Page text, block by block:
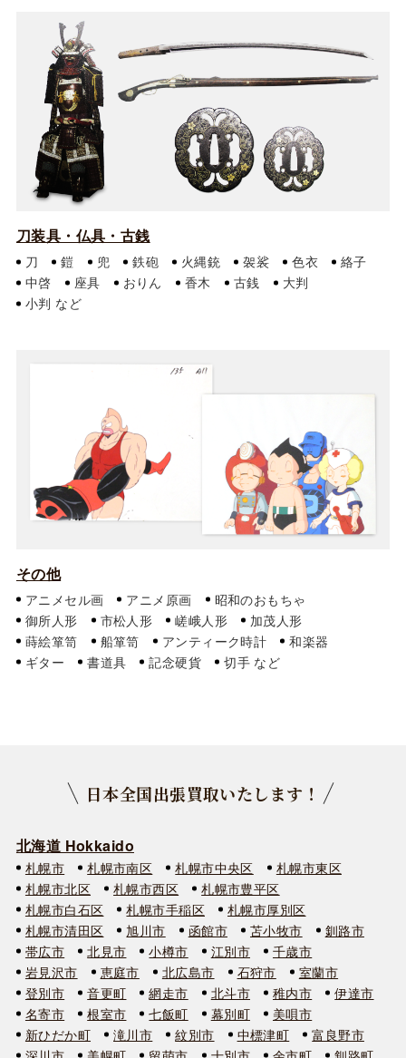
刀装具・仏具・古銭
刀 鎧 兜 鉄砲 火縄銃 袈裟 色衣
絡子
中啓
座具 おりん 香木 古銭
大判
小判
その他
アニメセル画 アニメ原画
昭和のおもちゃ
御所人形
市松人形 嵯峨人形
加茂人形
蒔絵箪笥
船箪笥 アンティーク時計
和楽器
ギター
書道具 記念硬貨 切手
日本全国出張買取いたします！
北海道 Hokkaido
札幌市 札幌市南区 札幌市中央区
札幌市東区
札幌市北区
札幌市西区
札幌市豊平区
札幌市白石区
札幌市手稲区
札幌市厚別区
札幌市清田区
旭川市 函館市 苫小牧市
釧路市
帯広市
北見市 小樽市 江別市
千歳市
岩見沢市
恵庭市 北広島市 石狩市
室蘭市
登別市
音更町 網走市 北斗市 稚内市
伊達市
名寄市
根室市 七飯町 幕別町
美唄市
新ひだか町
滝川市 紋別市 中標津町
富良野市